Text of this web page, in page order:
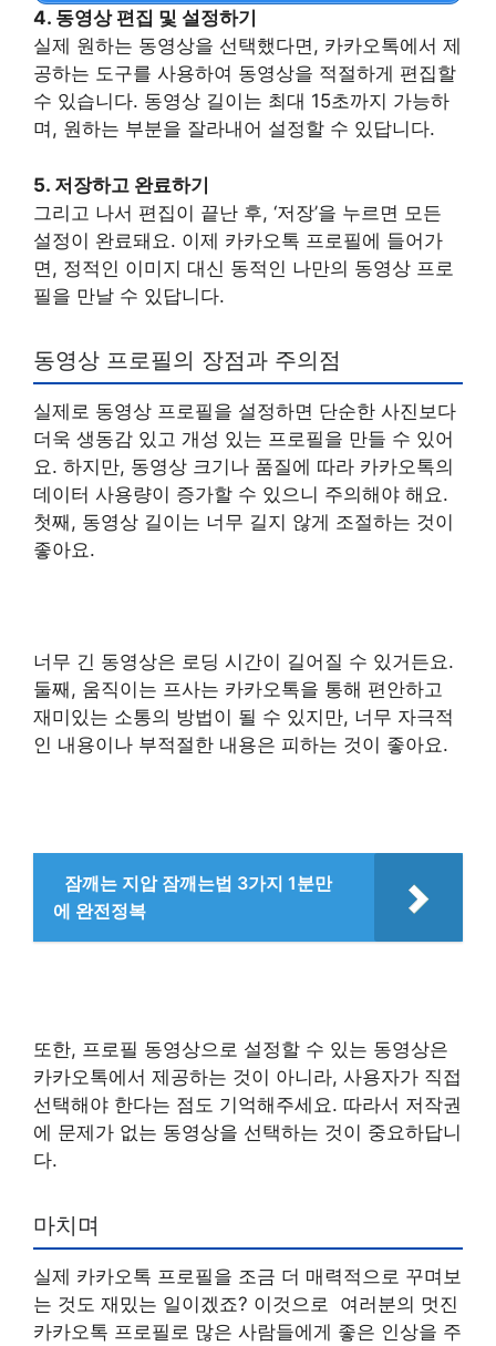
4. 동영상 편집 및 설정하기
실제 원하는 동영상을 선택했다면, 카카오톡에서 제
공하는 도구를 사용하여 동영상을 적절하게 편집할
수 있습니다. 동영상 길이는 최대 15초까지 가능하
며, 원하는 부분을 잘라내어 설정할 수 있답니다.
5. 저장하고 완료하기
그리고 나서 편집이 끝난 후, ‘저장’을 누르면 모든
설정이 완료돼요. 이제 카카오톡 프로필에 들어가
면, 정적인 이미지 대신 동적인 나만의 동영상 프로
필을 만날 수 있답니다.
동영상 프로필의 장점과 주의점
실제로 동영상 프로필을 설정하면 단순한 사진보다
더욱 생동감 있고 개성 있는 프로필을 만들 수 있어
요. 하지만, 동영상 크기나 품질에 따라 카카오톡의
데이터 사용량이 증가할 수 있으니 주의해야 해요.
첫째, 동영상 길이는 너무 길지 않게 조절하는 것이
좋아요.
너무 긴 동영상은 로딩 시간이 길어질 수 있거든요.
둘째, 움직이는 프사는 카카오톡을 통해 편안하고
재미있는 소통의 방법이 될 수 있지만, 너무 자극적
인 내용이나 부적절한 내용은 피하는 것이 좋아요.
잠깨는 지압 잠깨는법 3가지 1분만
에 완전정복
또한, 프로필 동영상으로 설정할 수 있는 동영상은
카카오톡에서 제공하는 것이 아니라, 사용자가 직접
선택해야 한다는 점도 기억해주세요. 따라서 저작권
에 문제가 없는 동영상을 선택하는 것이 중요하답니
다.
마치며
실제 카카오톡 프로필을 조금 더 매력적으로 꾸며보
는 것도 재밌는 일이겠죠? 이것으로 여러분의 멋진
카카오톡 프로필로 많은 사람들에게 좋은 인상을 주